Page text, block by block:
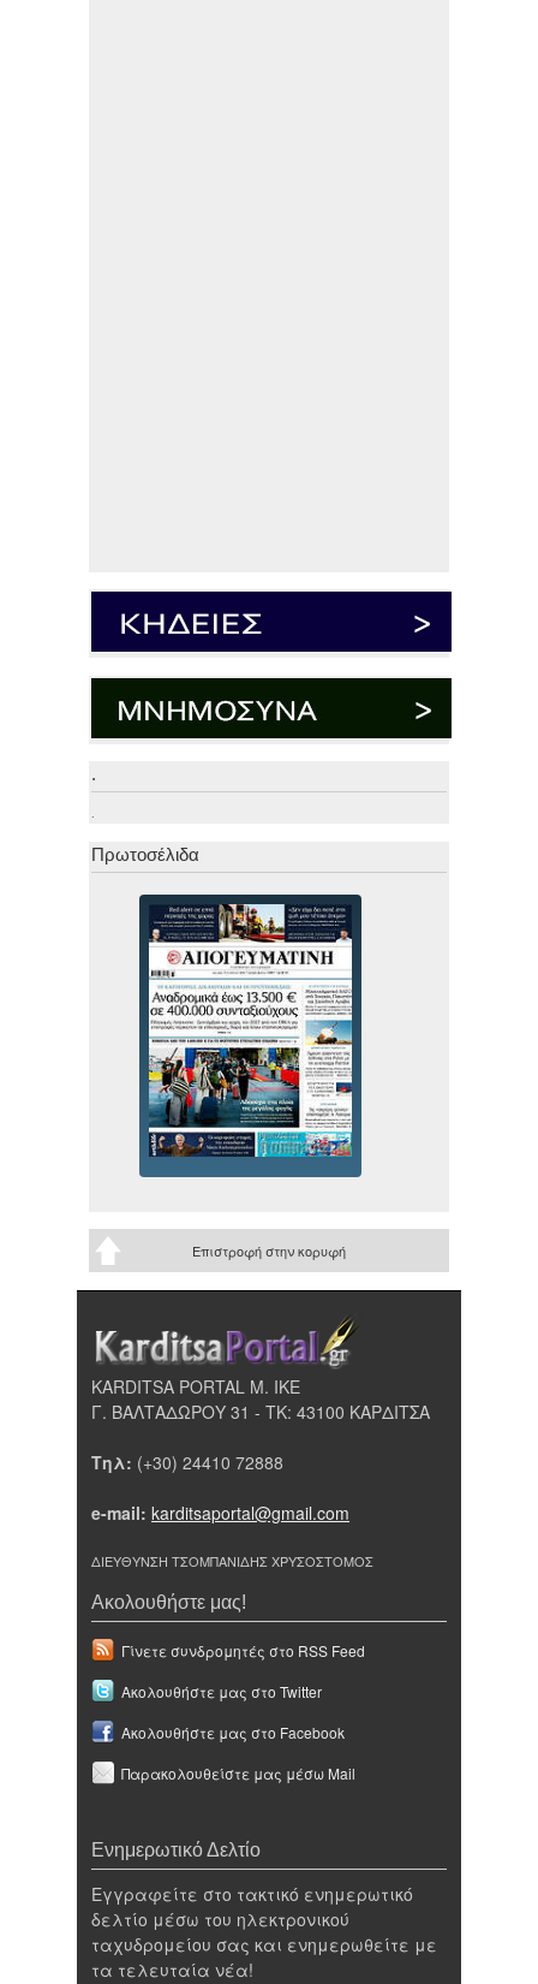
.
.
Πρωτοσέλιδα
Επιστροφή στην κορυφή
KARDITSA PORTAL Μ. ΙΚΕ
Γ. ΒΑΛΤΑΔΩΡΟΥ 31 - ΤΚ: 43100 ΚΑΡΔΙΤΣΑ
Τηλ: (+30) 24410 72888
e-mail: karditsaportal@gmail.com
ΔΙΕΥΘΥΝΣΗ ΤΣΟΜΠΑΝΙΔΗΣ ΧΡΥΣΟΣΤΟΜΟΣ
Ακολουθήστε μας!
Γίνετε συνδρομητές στο RSS Feed
Ακολουθήστε μας στο Twitter
Ακολουθήστε μας στο Facebook
Παρακολουθείστε μας μέσω Mail
Ενημερωτικό Δελτίο
Εγγραφείτε στο τακτικό ενημερωτικό
δελτίο μέσω του ηλεκτρονικού
ταχυδρομείου σας και ενημερωθείτε με
τα τελευταία νέα!